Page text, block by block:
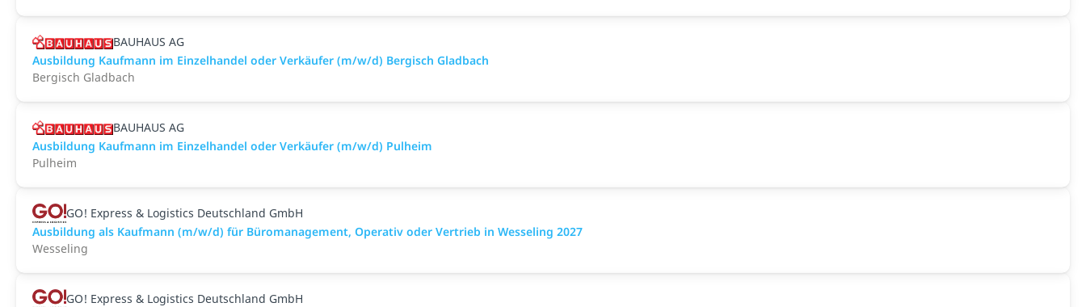
BAUHAUS AG
Ausbildung Kaufmann im Einzelhandel oder Verkäufer (m/w/d) Bergisch Gladbach
Bergisch Gladbach
BAUHAUS AG
Ausbildung Kaufmann im Einzelhandel oder Verkäufer (m/w/d) Pulheim
Pulheim
GO! Express & Logistics Deutschland GmbH
Ausbildung als Kaufmann (m/w/d) für Büromanagement, Operativ oder Vertrieb in Wesseling 2027
Wesseling
GO! Express & Logistics Deutschland GmbH